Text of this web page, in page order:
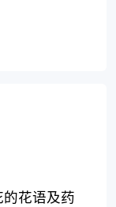
花语及药